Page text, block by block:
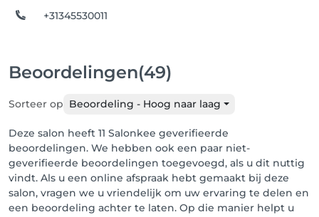
+31345530011
Beoordelingen(49)
Sorteer op Beoordeling - Hoog naar laag
Deze salon heeft 11 Salonkee geverifieerde
beoordelingen. We hebben ook een paar niet-
geverifieerde beoordelingen toegevoegd, als u dit nuttig
vindt. Als u een online afspraak hebt gemaakt bij deze
salon, vragen we u vriendelijk om uw ervaring te delen en
een beoordeling achter te laten. Op die manier helpt u